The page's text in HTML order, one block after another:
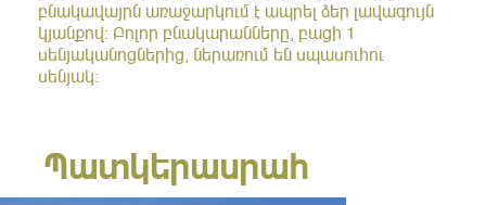
բնակավայրն առաջարկում է ապրել ձեր լավագույն
կյանքով։ Բոլոր բնակարանները, բացի 1
սենյականոցներից, ներառում են սպասուհու
սենյակ։
Պատկերասրահ